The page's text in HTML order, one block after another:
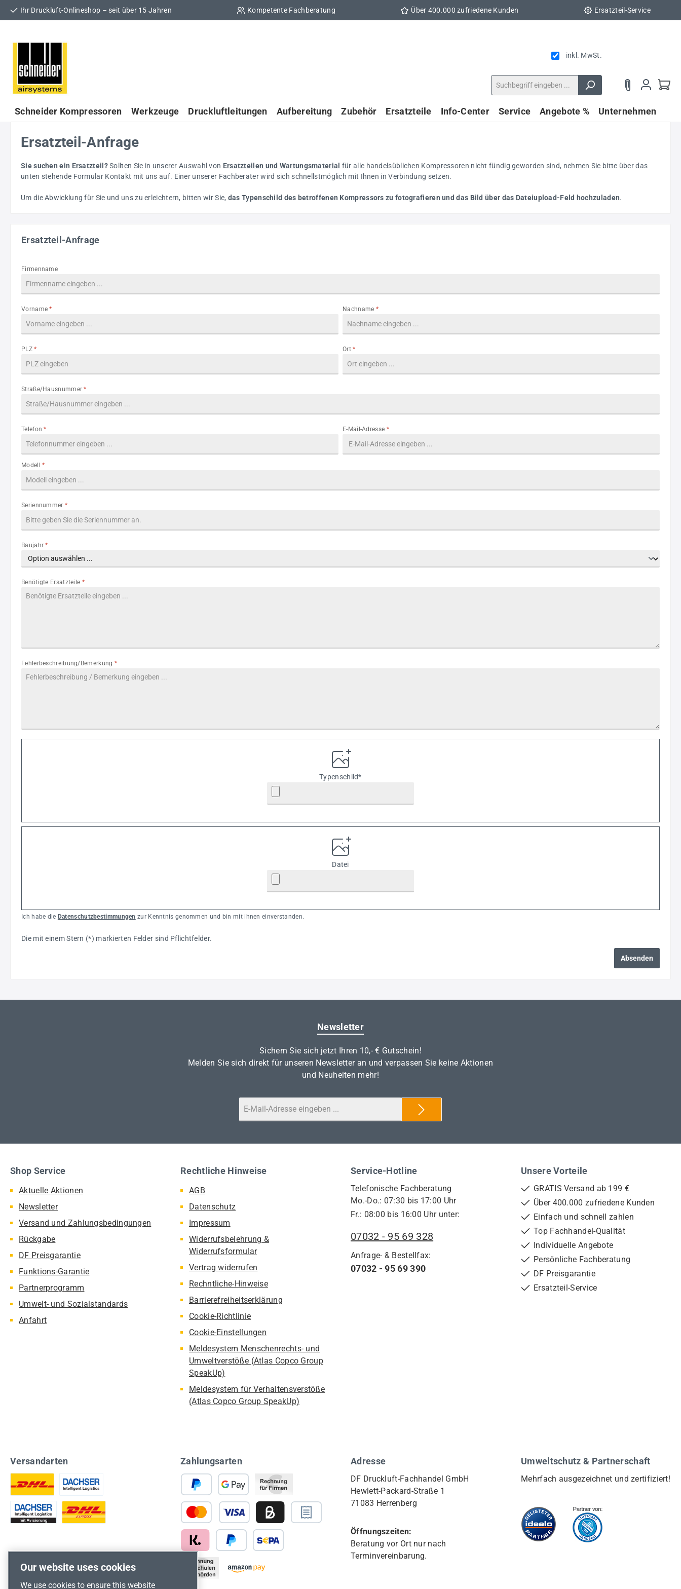
Hauptinhalt springen
Zur Suche springen
Zur Hauptnavigation springen
Ihr Druckluft-Onlineshop – seit über 15 Jahren Kompetente Fachberatung Über 400.000 zufriedene Kunden Ersatzteil-Service
inkl. MwSt.
Schneider Kompressoren Werkzeuge Druckluftleitungen Aufbereitung Zubehör Ersatzteile Info-Center Service Angebote % Unternehmen
Ersatzteil-Anfrage
Sie suchen ein Ersatzteil?Sollten Sie in unserer Auswahl von Ersatzteilen und Wartungsmaterial für alle handelsüblichen Kompressoren nicht fündig geworden sind, nehmen Sie bitte über das
unten stehende Formular Kontakt mit uns auf. Einer unserer Fachberater wird sich schnellstmöglich mit Ihnen in Verbindung setzen.
Um die Abwicklung für Sie und uns zu erleichtern, bitten wir Sie, das Typenschild des betroffenen Kompressors zu fotografieren und das Bild über das Dateiupload-Feld hochzuladen.
Ersatzteil-Anfrage
Firmenname
Vorname* Nachname *
PLZ* Ort*
Straße/Hausnummer*
Telefon* E-Mail-Adresse *
Modell*
Seriennummer *
Baujahr*
Benötigte Ersatzteile *
Fehlerbeschreibung/Bemerkung *
Typenschild*
Datei
Ich habe die Datenschutzbestimmungen zur Kenntnis genommen und bin mit ihnen einverstanden.
Die mit einem Stern (*) markierten Felder sind Pflichtfelder.
Absenden
Newsletter
Sichern Sie sich jetzt Ihren 10,- € Gutschein!
Melden Sie sich direkt für unseren Newsletter an und verpassen Sie keine Aktionen
und Neuheiten mehr!
Service-Hotline
Telefonische Fachberatung
Mo.-Do.: 07:30 bis 17:00 Uhr
Fr.: 08:00 bis 16:00 Uhr unter:
07032 - 95 69 328
Anfrage- & Bestellfax:
07032 - 95 69 390
Shop Service
Aktuelle Aktionen
Newsletter
Versand und Zahlungsbedingungen
Rückgabe
DF Preisgarantie
Funktions-Garantie
Partnerprogramm
Umwelt- und Sozialstandards
Anfahrt
Rechtliche Hinweise
AGB
Datenschutz
Impressum
Widerrufsbelehrung &
Widerrufsformular
Vertrag widerrufen
Rechntliche-Hinweise
Barrierefreiheitserklärung
Cookie-Richtlinie
Cookie-Einstellungen
Meldesystem Menschenrechts- und
Umweltverstöße (Atlas Copco Group
SpeakUp)
Meldesystem für Verhaltensverstöße
(Atlas Copco Group SpeakUp)
Unsere Vorteile
GRATIS Versand ab 199 €
Über 400.000 zufriedene Kunden
Einfach und schnell zahlen
Top Fachhandel-Qualität
Individuelle Angebote
Persönliche Fachberatung
DF Preisgarantie
Ersatzteil-Service
Versandarten Zahlungsarten Adresse
DF Druckluft-Fachhandel GmbH
Hewlett-Packard-Straße 1
71083 Herrenberg
Öffnungszeiten:
Beratung vor Ort nur nach
Terminvereinbarung.
Umweltschutz & Partnerschaft
Mehrfach ausgezeichnet und zertifiziert!
Our website uses cookies
We use cookies to ensure this website